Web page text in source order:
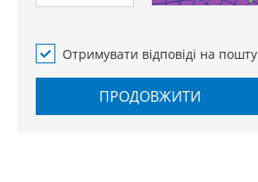
Отримувати відповіді на пошту
ПРОДОВЖИТИ